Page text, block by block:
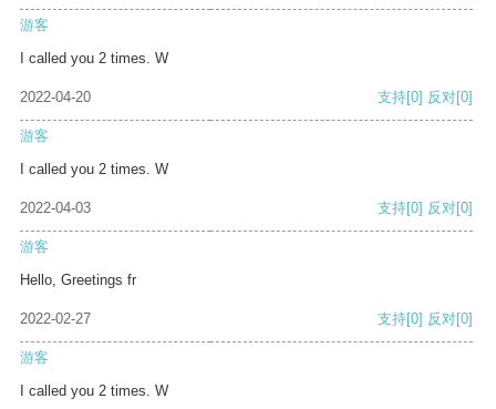
游客
I called you 2 times. W
2022-04-20 支持[0] 反对[0]
游客
I called you 2 times. W
2022-04-03 支持[0] 反对[0]
游客
Hello, Greetings fr
2022-02-27 支持[0] 反对[0]
游客
I called you 2 times. W